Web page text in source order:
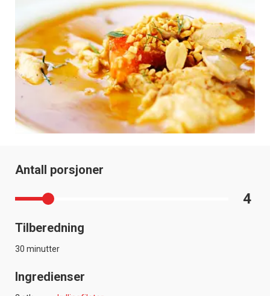
Antall porsjoner
4
Tilberedning
30 minutter
Ingredienser